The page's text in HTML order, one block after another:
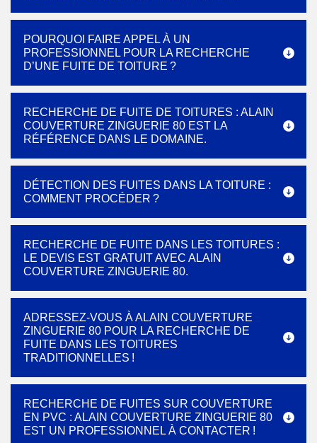
POURQUOI FAIRE APPEL À UN
PROFESSIONNEL POUR LA RECHERCHE
D’UNE FUITE DE TOITURE ?
RECHERCHE DE FUITE DE TOITURES : ALAIN
COUVERTURE ZINGUERIE 80 EST LA
RÉFÉRENCE DANS LE DOMAINE.
DÉTECTION DES FUITES DANS LA TOITURE :
COMMENT PROCÉDER ?
RECHERCHE DE FUITE DANS LES TOITURES :
LE DEVIS EST GRATUIT AVEC ALAIN
COUVERTURE ZINGUERIE 80.
ADRESSEZ-VOUS À ALAIN COUVERTURE
ZINGUERIE 80 POUR LA RECHERCHE DE
FUITE DANS LES TOITURES
TRADITIONNELLES !
RECHERCHE DE FUITES SUR COUVERTURE
EN PVC : ALAIN COUVERTURE ZINGUERIE 80
EST UN PROFESSIONNEL À CONTACTER !